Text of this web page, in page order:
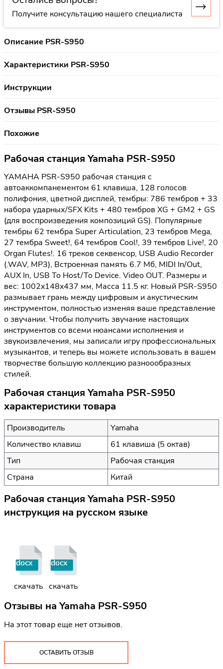
Получите консультацию нашего специалиста
Описание PSR-S950
Характеристики PSR-S950
Инструкции
Отзывы PSR-S950
Похожие
Рабочая станция Yamaha PSR-S950
YAMAHA PSR-S950 рабочая станция с
автоаккомпанементом 61 клавиша, 128 голосов
полифония, цветной дисплей, тембры: 786 тембров + 33
набора ударных/SFX Kits + 480 тембров XG + GM2 + GS
(для воспроизведения композиций GS). Популярные
тембры 62 тембра Super Articulation, 23 тембров Mega,
27 тембра Sweet!, 64 тембров Cool!, 39 тембров Live!, 20
Organ Flutes!. 16 треков секвенсор, USB Audio Recorder
(.WAV, MP3), Встроенная память 6.7 Мб, MIDI In/Out,
AUX In, USB To Host/To Device. Video OUT. Размеры и
вес: 1002x148x437 мм, Масса 11.5 кг. Новый PSR-S950
размывает грань между цифровым и акустическим
инструментом, полностью изменяя ваше представление
о звучании. Чтобы получить звучание настоящих
инструментов со всеми нюансами исполнения и
звукоизвлечения, мы записали игру профессиональных
музыкантов, и теперь вы можете использовать в вашем
творчестве большую коллекцию разноообразных
стилей.
Рабочая станция Yamaha PSR-S950
характеристики товара
Производитель
Yamaha
Количество клавиш
61 клавиша (5 октав)
Тип
Рабочая станция
Страна
Китай
Рабочая станция Yamaha PSR-S950
инструкция на русском языке
docx
скачать
docx
скачать
Отзывы наYamaha PSR-S950
На этот товар еще нет отзывов.
ОСТАВИТЬ ОТЗЫВ